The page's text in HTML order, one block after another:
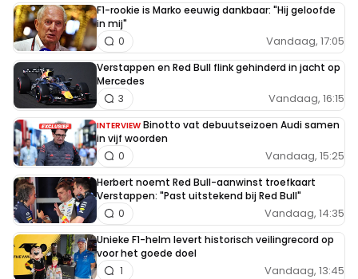
F1-rookie is Marko eeuwig dankbaar: "Hij geloofde
in mij"
Vandaag, 17:05
0
Verstappen en Red Bull flink gehinderd in jacht op
Mercedes
Vandaag, 16:15
3
INTERVIEW Binotto vat debuutseizoen Audi samen
in vijf woorden
Vandaag, 15:25
0
Herbert noemt Red Bull-aanwinst troefkaart
Verstappen: "Past uitstekend bij Red Bull"
Vandaag, 14:35
0
Unieke F1-helm levert historisch veilingrecord op
voor het goede doel
Vandaag, 13:45
1